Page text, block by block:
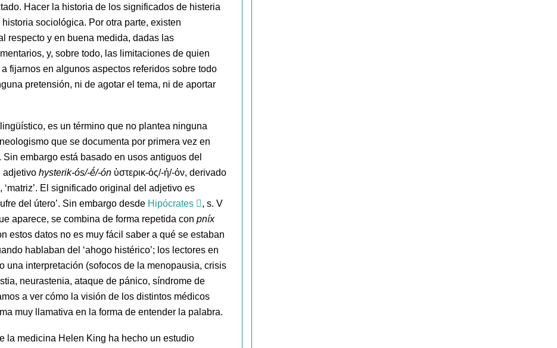
Hacer la historia de los significados de histeria
sociológica. Por otra parte, existen
respecto y en buena medida, dadas las
y, sobre todo, las limitaciones de quien
fijarnos en algunos aspectos referidos sobre todo
pretensión, ni de agotar el tema, ni de aportar
es un término que no plantea ninguna
que se documenta por primera vez en
Sin embargo está basado en usos antiguos del
adjetivo hysterik-ós/-ḗ/-ón ὑστερικ-ός/-ή/-όν, derivado
‘matriz’. El significado original del adjetivo es
del útero’. Sin embargo desde Hipócrates
, s. V
aparece, se combina de forma repetida con pníx
estos datos no es muy fácil saber a qué se estaban
hablaban del ‘ahogo histérico’; los lectores en
una interpretación (sofocos de la menopausia, crisis
neurastenia, ataque de pánico, síndrome de
a ver cómo la visión de los distintos médicos
muy llamativa en la forma de entender la palabra.
la medicina Helen King ha hecho un estudio